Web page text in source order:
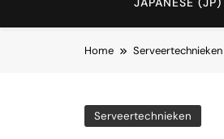
Home Serveertechnieken
Serveertechnieken